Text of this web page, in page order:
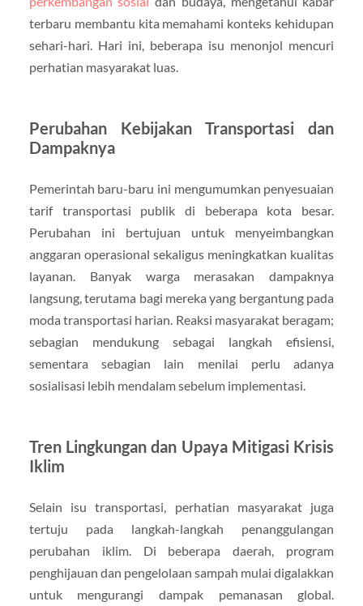
terbaru membantu kita memahami konteks kehidupan
sehari-hari. Hari ini, beberapa isu menonjol mencuri
perhatian masyarakat luas.
Perubahan Kebijakan Transportasi dan
Dampaknya
Pemerintah baru-baru ini mengumumkan penyesuaian
tarif transportasi publik di beberapa kota besar.
Perubahan ini bertujuan untuk menyeimbangkan
anggaran operasional sekaligus meningkatkan kualitas
layanan. Banyak warga merasakan dampaknya
langsung, terutama bagi mereka yang bergantung pada
moda transportasi harian. Reaksi masyarakat beragam;
sebagian mendukung sebagai langkah efisiensi,
sementara sebagian lain menilai perlu adanya
sosialisasi lebih mendalam sebelum implementasi.
Tren Lingkungan dan Upaya Mitigasi Krisis
Iklim
Selain isu transportasi, perhatian masyarakat juga
tertuju pada langkah-langkah penanggulangan
perubahan iklim. Di beberapa daerah, program
penghijauan dan pengelolaan sampah mulai digalakkan
untuk mengurangi dampak pemanasan global.